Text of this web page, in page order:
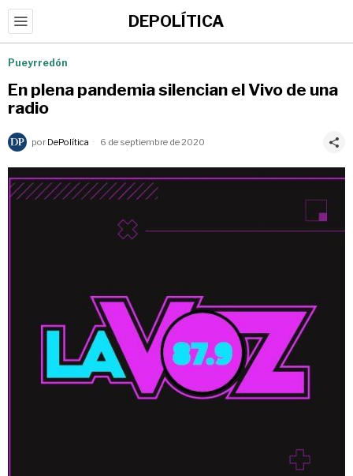
DEPOLÍTICA
Pueyrredón
En plena pandemia silencian el Vivo de una
radio
por DePolítica 6 de septiembre de 2020